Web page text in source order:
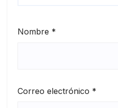
Nombre *
Correo electrónico *